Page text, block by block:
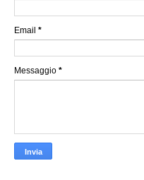
Email *
Messaggio *